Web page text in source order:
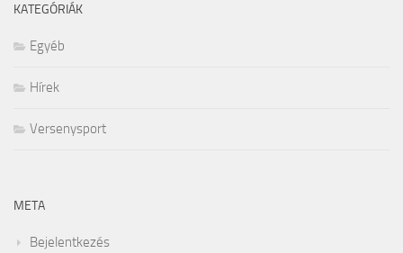
KATEGÓRIÁK
Egyéb
Hírek
Versenysport
META
Bejelentkezés